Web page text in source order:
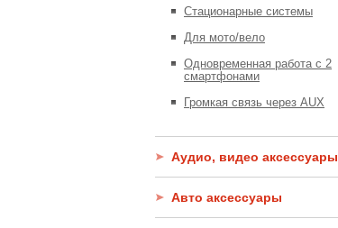
Стационарные системы
Для мото/вело
Одновременная работа с 2
смартфонами
Громкая связь через AUX
Аудио, видео аксессуары
Авто аксессуары